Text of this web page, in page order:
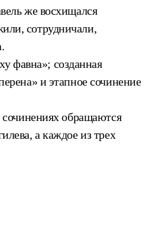
же восхищался
сотрудничали,
фавна»; созданная
и этапное сочинение
обращаются
а каждое из трех